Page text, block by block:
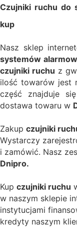
Czujniki ruchu do
kup
Nasz sklep
systemów
czujniki ruchu z
ilość towarów jest
część znajduje
dostawa towaru w
Zakup czujniki
Wystarczy
i zamówić. Nasz
Dnipro.
Kup czujniki ruchu
w naszym sklepie
instytucjami
kredyty naszym